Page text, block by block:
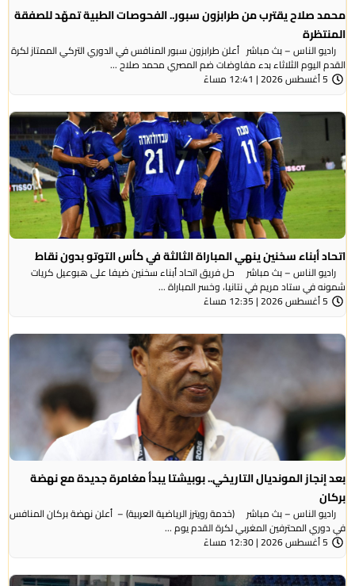
محمد صلاح يقترب من طرابزون سبور.. الفحوصات الطبية تمهّد للصفقة
المنتظرة
راديو الناس – بث مباشر أعلن طرابزون سبور المنافس في الدوري التركي الممتاز لكرة
القدم اليوم الثلاثاء بدء مفاوضات ضم المصري محمد صلاح ...
5 أغسطس 2026 | 12:41 مساءً
اتحاد أبناء سخنين ينهي المباراة الثالثة في كأس التوتو بدون نقاط
راديو الناس – بث مباشر حل فريق اتحاد أبناء سخنين ضيفا على هبوعيل كريات
شمونه في ستاد مريم في نتانيا، وخسر المباراة ...
5 أغسطس 2026 | 12:35 مساءً
بعد إنجاز المونديال التاريخي.. بوبيشتا يبدأ مغامرة جديدة مع نهضة
بركان
راديو الناس – بث مباشر (خدمة رويترز الرياضية العربية) – ‭‭ ‬‬أعلن نهضة بركان المنافس
في دوري المحترفين المغربي لكرة القدم يوم ...
5 أغسطس 2026 | 12:30 مساءً